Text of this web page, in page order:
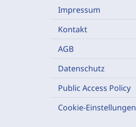
Impressum
Kontakt
AGB
Datenschutz
Public Access Policy
Cookie-Einstellungen